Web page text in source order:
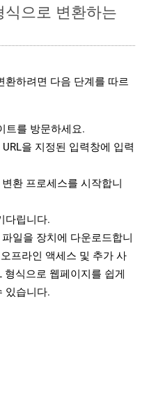
으로 변환하는
환하려면 다음 단계를 따르
트를 방문하세요.
을 지정된 입력창에 입력
환 프로세스를 시작합니
다립니다.
일을 장치에 다운로드합니
프라인 액세스 및 추가 사
형식으로 웹페이지를 쉽게
있습니다.